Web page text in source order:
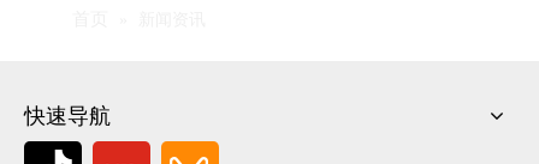
快速导航